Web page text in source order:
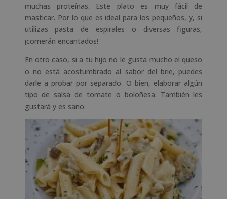
muchas proteínas. Este plato es muy fácil de
masticar. Por lo que es ideal para los pequeños, y, si
utilizas pasta de espirales o diversas figuras,
¡comerán encantados!
En otro caso, si a tu hijo no le gusta mucho el queso
o no está acostumbrado al sabor del brie, puedes
darle a probar por separado. O bien, elaborar algún
tipo de salsa de tomate o boloñesa. También les
gustará y es sano.